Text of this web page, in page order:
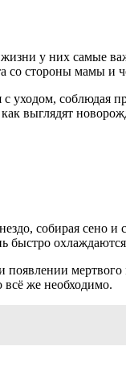
жизни у них самые
со стороны мамы и
уходом, соблюдая
выглядят
собирая сено
быстро
появлении
всё же необходимо.